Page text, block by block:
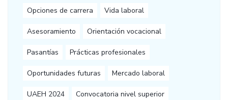
Opciones de carrera Vida laboral
Asesoramiento Orientación vocacional
Pasantías Prácticas profesionales
Oportunidades futuras Mercado laboral
UAEH 2024 Convocatoria nivel superior